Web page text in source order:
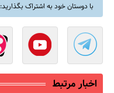
با دوستان خود به اشتراک بگذارید:
اخبار مرتبط